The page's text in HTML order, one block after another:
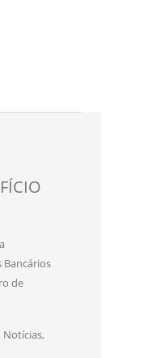
Bancários
de
Notícias,